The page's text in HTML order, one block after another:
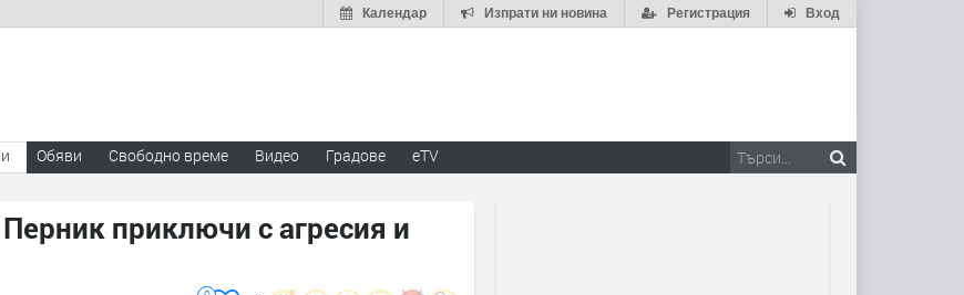
Вход
Регистрация
Изпрати ни новина
Календар
Обяви Свободно време Видео Градове eTV
приключи с агресия и